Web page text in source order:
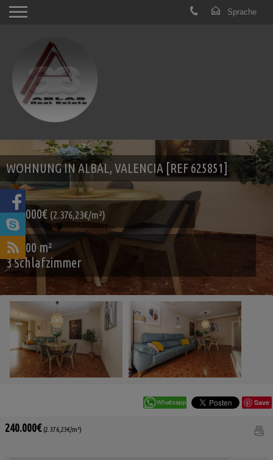
WOHNUNG IN ALBAL, VALENCIA [REF 625851]
240.000€ (2.376,23€/m²)
101.00 m²
3 Schlafzimmer
Save
240.000€ (2.376,23€/m²)